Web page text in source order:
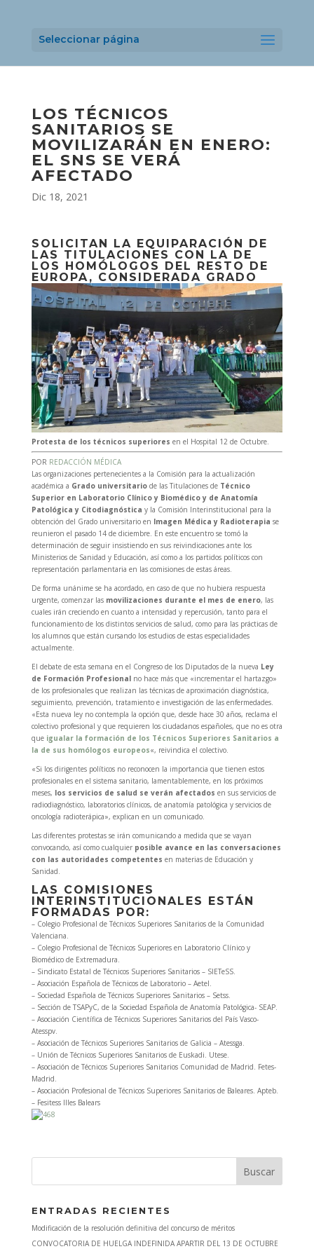
Seleccionar página
LOS TÉCNICOS
SANITARIOS SE
MOVILIZARÁN EN ENERO:
EL SNS SE VERÁ
AFECTADO
Dic 18, 2021
SOLICITAN LA EQUIPARACIÓN DE
LAS TITULACIONES CON LA DE
LOS HOMÓLOGOS DEL RESTO DE
EUROPA, CONSIDERADA GRADO
Protesta de los técnicos superiores en el Hospital 12 de Octubre.
POR REDACCIÓN MÉDICA
Las organizaciones pertenecientes a la Comisión para la actualización
académica a Grado universitariode las Titulaciones de Técnico
Superior en Laboratorio Clínico y Biomédico y de Anatomía
Patológica y Citodiagnóstica y la Comisión Interinstitucional para la
obtención del Grado universitario en Imagen Médica y Radioterapia se
reunieron el pasado 14 de diciembre. En este encuentro se tomó la
determinación de seguir insistiendo en sus reivindicaciones ante los
Ministerios de Sanidad y Educación, así como a los partidos políticos con
representación parlamentaria en las comisiones de estas áreas.
De forma unánime se ha acordado, en caso de que no hubiera respuesta
urgente, comenzar las movilizaciones durante el mes de enero, las
cuales irán creciendo en cuanto a intensidad y repercusión, tanto para el
funcionamiento de los distintos servicios de salud, como para las prácticas de
los alumnos que están cursando los estudios de estas especialidades
actualmente.
El debate de esta semana en el Congreso de los Diputados de la nueva Ley
de Formación Profesionalno hace más que «incrementar el hartazgo»
de los profesionales que realizan las técnicas de aproximación diagnóstica,
seguimiento, prevención, tratamiento e investigación de las enfermedades.
«Esta nueva ley no contempla la opción que, desde hace 30 años, reclama el
colectivo profesional y que requieren los ciudadanos españoles, que no es otra
que igualar la formación de los Técnicos Superiores Sanitarios a
la de sus homólogos europeos«, reivindica el colectivo.
«Si los dirigentes políticos no reconocen la importancia que tienen estos
profesionales en el sistema sanitario, lamentablemente, en los próximos
meses, los servicios de salud se verán afectados en sus servicios de
radiodiagnóstico, laboratorios clínicos, de anatomía patológica y servicios de
oncología radioterápica», explican en un comunicado.
Las diferentes protestas se irán comunicando a medida que se vayan
convocando, así como cualquier posible avance en las conversaciones
con las autoridades competentes en materias de Educación y
Sanidad.
LAS COMISIONES
INTERINSTITUCIONALES ESTÁN
FORMADAS POR:
– Colegio Profesional de Técnicos Superiores Sanitarios de la Comunidad
Valenciana.
– Colegio Profesional de Técnicos Superiores en Laboratorio Clínico y
Biomédico de Extremadura.
– Sindicato Estatal de Técnicos Superiores Sanitarios – SIETeSS.
– Asociación Española de Técnicos de Laboratorio – Aetel.
– Sociedad Española de Técnicos Superiores Sanitarios – Setss.
– Sección de TSAPyC, de la Sociedad Española de Anatomía Patológica- SEAP.
– Asociación Científica de Técnicos Superiores Sanitarios del País Vasco-
Atesspv.
– Asociación de Técnicos Superiores Sanitarios de Galicia – Atessga.
– Unión de Técnicos Superiores Sanitarios de Euskadi. Utese.
– Asociación de Técnicos Superiores Sanitarios Comunidad de Madrid. Fetes-
Madrid.
– Asociación Profesional de Técnicos Superiores Sanitarios de Baleares. Apteb.
– Fesitess Illes Balears
ENTRADAS RECIENTES
Modificación de la resolución definitiva del concurso de méritos
CONVOCATORIA DE HUELGA INDEFINIDA APARTIR DEL 13 DE OCTUBRE